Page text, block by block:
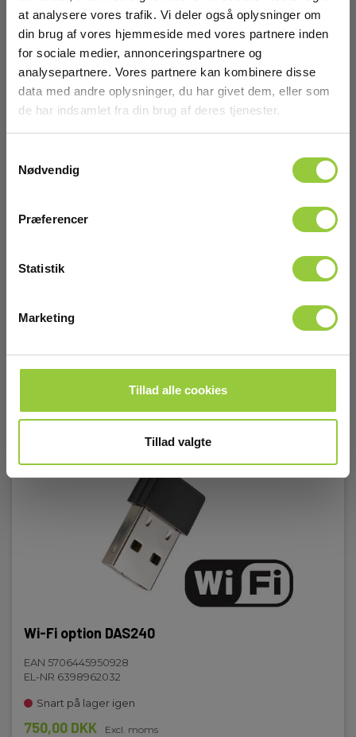
at analysere vores trafik. Vi deler også oplysninger om
din brug af vores hjemmeside med vores partnere inden
for sociale medier, annonceringspartnere og
analysepartnere. Vores partnere kan kombinere disse
data med andre oplysninger, du har givet dem, eller som
de har indsamlet fra din brug af deres tjenester.
Nødvendig
Præferencer
Statistik
Marketing
Tillad alle cookies
Tillad valgte
Software:
Windows (inkl.)
Batteri
Vægt
Manualer
Elma_Manual_Sefram_DAS50_Datalogger__EN.pdf
MSDS Datablad
DASxx_MSDS.pdf
Tilbehør
Wi-Fi option DAS240
EAN 5706445950928
EL-NR 6398962032
Snart på lager igen
750,00 DKK Excl. moms